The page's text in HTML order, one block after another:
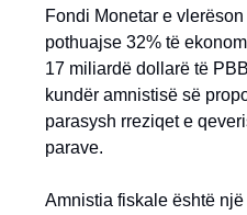
Fondi Monetar e
pothuajse 32% të
17 miliardë dollarë të
kundër amnistisë së
parasysh rreziqet e
parave.
Amnistia fiskale është